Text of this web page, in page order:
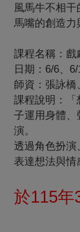
風馬牛不相
馬嘴的創造力
課程名稱：戲
日期：6/6、6/
師資：張詠橋
課程說明：「
子運用身體、
演。
透過角色扮演
表達想法與情
於115年